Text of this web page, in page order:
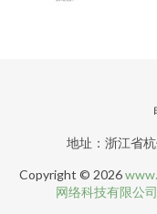
地址：浙江省
Copyright © 2026
网络科技有限公司